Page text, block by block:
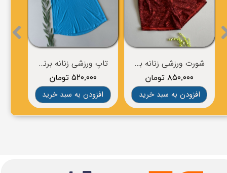
تاپ ورزشی زنانه برند BROOKS
۵۲۰,۰۰۰ تومان
افزودن به سبد خرید
شورت ورزشی زنانه برند BROOKS
۸۵۰,۰۰۰ تومان
افزودن به سبد خرید